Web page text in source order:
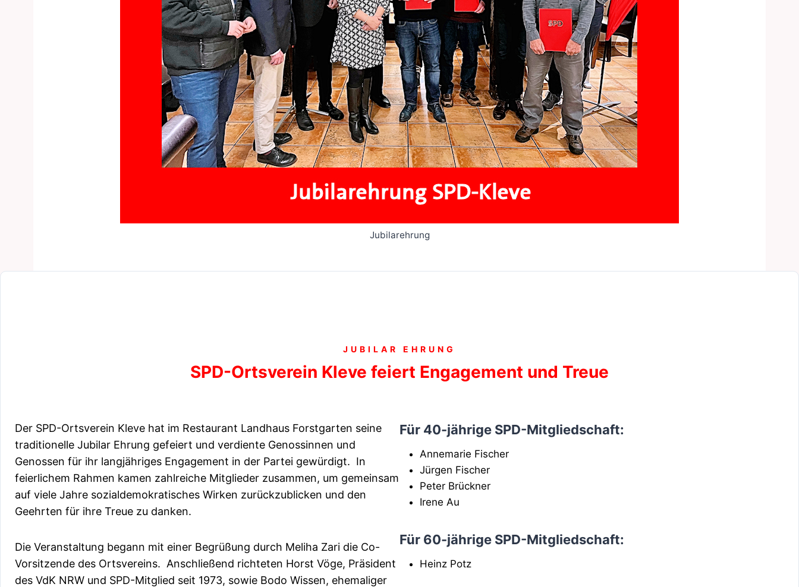
Jubilarehrung
JUBILAR EHRUNG
SPD-Ortsverein Kleve feiert Engagement und Treue
Der SPD-Ortsverein Kleve hat im Restaurant Landhaus Forstgarten seine
traditionelle Jubilar Ehrung gefeiert und verdiente Genossinnen und
Genossen für ihr langjähriges Engagement in der Partei gewürdigt. In
feierlichem Rahmen kamen zahlreiche Mitglieder zusammen, um gemeinsam
auf viele Jahre sozialdemokratisches Wirken zurückzublicken und den
Geehrten für ihre Treue zu danken.
Die Veranstaltung begann mit einer Begrüßung durch Meliha Zari die Co-
Vorsitzende des Ortsvereins. Anschließend richteten Horst Vöge, Präsident
des VdK NRW und SPD-Mitglied seit 1973, sowie Bodo Wissen, ehemaliger
Für 40-jährige SPD-Mitgliedschaft:
Annemarie Fischer
Jürgen Fischer
Peter Brückner
Irene Au
Für 60-jährige SPD-Mitgliedschaft:
Heinz Potz